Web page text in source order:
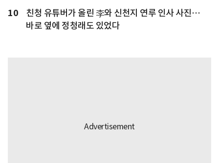
10
친청 유튜버가 올린 李와 신천지 연루 인사 사진…
바로 옆에 정청래도 있었다